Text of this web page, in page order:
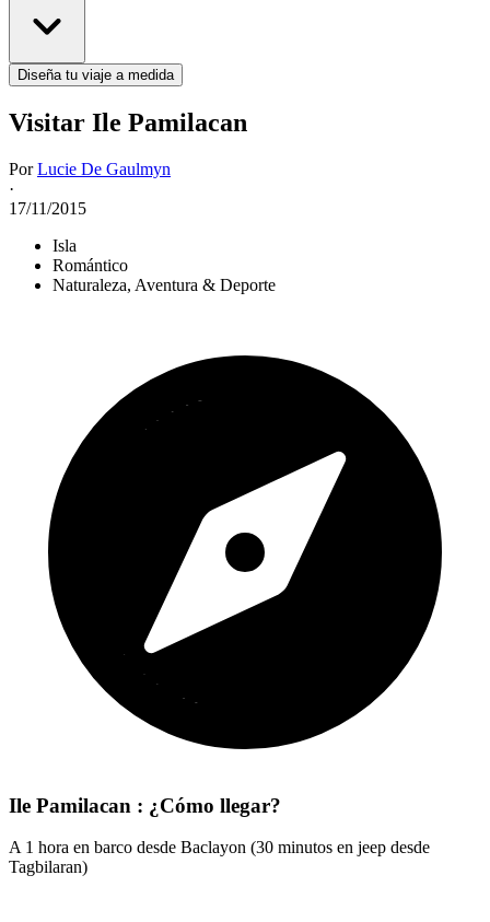
Diseña tu viaje a medida
Visitar Ile Pamilacan
PorLucie De Gaulmyn
·
17/11/2015
Isla
Romántico
Naturaleza, Aventura & Deporte
Ile Pamilacan : ¿Cómo llegar?
A 1 hora en barco desde Baclayon (30 minutos en jeep desde
Tagbilaran)